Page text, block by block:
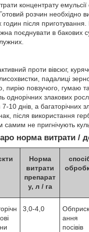
концентрату емульсії
розчин необхідно
годин після приготування.
поєднувати в бакових
проти вівсюг,
падалиці
пирію повзучого, гумаю
однорічних злакових
10 днів, а багаторічних
після використання
самим не пригнічують
норма витрати /
Норма
витрати
препарат
у, л / га
3,0-4,0
ання
посівів